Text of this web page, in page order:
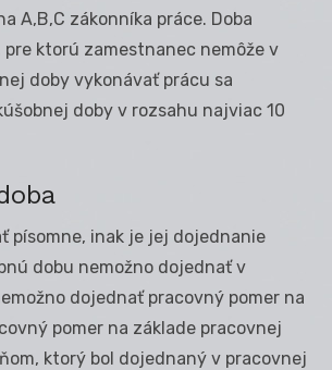
A,B,C zákonníka práce. Doba
pre ktorú zamestnanec nemôže v
doby vykonávať prácu sa
doby v rozsahu najviac 10
písomne, inak je jej dojednanie
dobu nemožno dojednať v
dojednať pracovný pomer na
pomer na základe pracovnej
ktorý bol dojednaný v pracovnej